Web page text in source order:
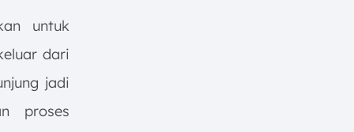
untuk
dari
jadi
proses